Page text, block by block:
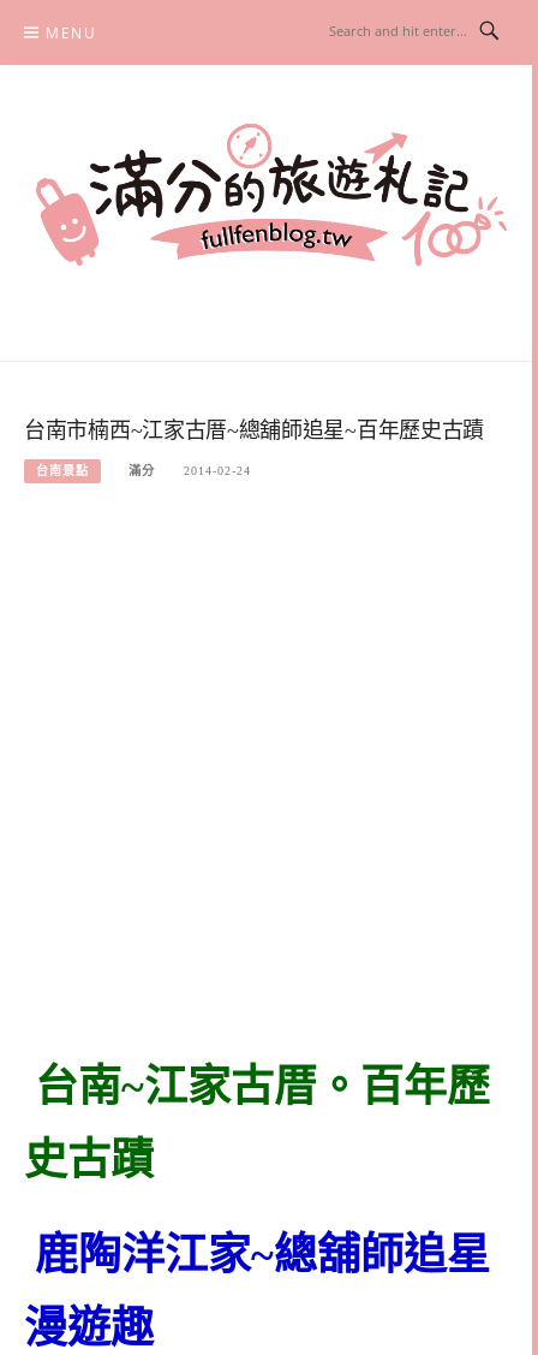
content
MENU
台南市楠西~江家古厝~總舖師追星~百年歷史古蹟
台南景點 滿分 2014-02-24
台南~江家古厝。百年歷
史古蹟
鹿陶洋江家~總舖師追星
漫遊趣